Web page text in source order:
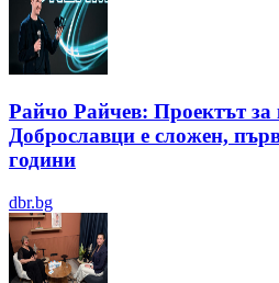
Райчо Райчев: Проектът за
Доброславци е сложен,
години
dbr.bg